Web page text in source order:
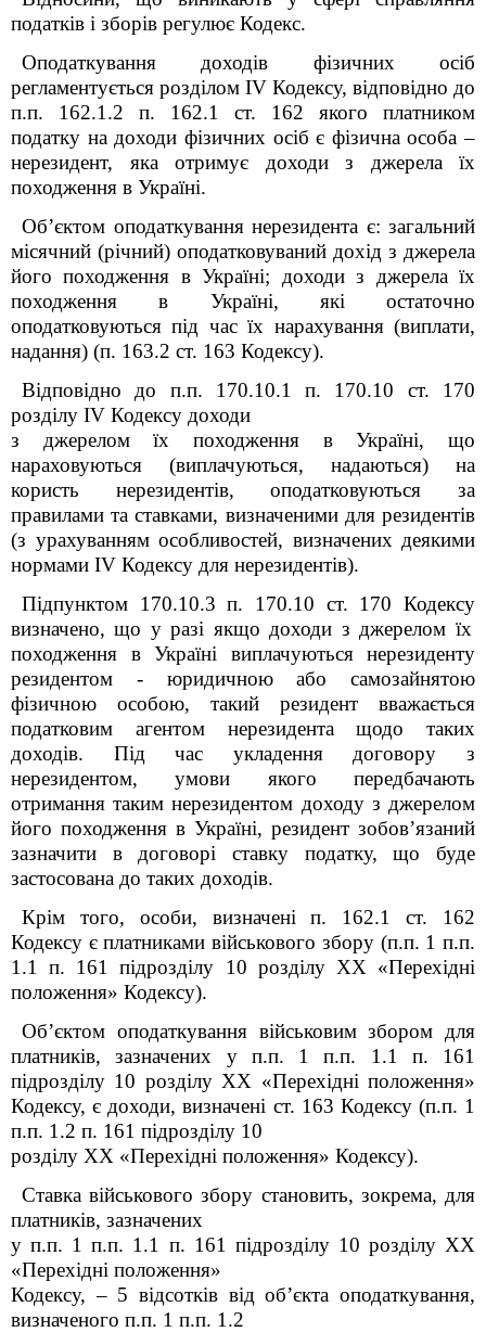
податків і зборів регулює Кодекс.
Оподаткування доходів фізичних осіб
регламентується розділом IV Кодексу, відповідно до
п.п. 162.1.2 п. 162.1 ст. 162 якого платником
податку на доходи фізичних осіб є фізична особа –
нерезидент, яка отримує доходи з джерела їх
походження в Україні.
Об’єктом оподаткування нерезидента є: загальний
місячний (річний) оподатковуваний дохід з джерела
його походження в Україні; доходи з джерела їх
походження в Україні, які остаточно
оподатковуються під час їх нарахування (виплати,
надання) (п. 163.2 ст. 163 Кодексу).
Відповідно до п.п. 170.10.1 п. 170.10 ст. 170
розділу IV Кодексу доходи
з джерелом їх походження в Україні, що
нараховуються (виплачуються, надаються) на
користь нерезидентів, оподатковуються за
правилами та ставками, визначеними для резидентів
(з урахуванням особливостей, визначених деякими
нормами IV Кодексу для нерезидентів).
Підпунктом 170.10.3 п. 170.10 ст. 170 Кодексу
визначено, що у разі якщо доходи з джерелом їх
походження в Україні виплачуються нерезиденту
резидентом - юридичною або самозайнятою
фізичною особою, такий резидент вважається
податковим агентом нерезидента щодо таких
доходів. Під час укладення договору з
нерезидентом, умови якого передбачають
отримання таким нерезидентом доходу з джерелом
його походження в Україні, резидент зобов’язаний
зазначити в договорі ставку податку, що буде
застосована до таких доходів.
Крім того, особи, визначені п. 162.1 ст. 162
Кодексу є платниками військового збору (п.п. 1 п.п.
1.1 п. 161
підрозділу 10 розділу XX «Перехідні
положення» Кодексу).
Об’єктом оподаткування військовим збором для
платників, зазначених у п.п. 1 п.п. 1.1 п. 161
підрозділу 10 розділу XX «Перехідні положення»
Кодексу, є доходи, визначені ст. 163 Кодексу (п.п. 1
п.п. 1.2 п. 161 підрозділу 10
розділу XX «Перехідні положення» Кодексу).
Ставка військового збору становить, зокрема, для
платників, зазначених
у п.п. 1 п.п. 1.1 п. 161 підрозділу 10 розділу XX
«Перехідні положення»
Кодексу, – 5 відсотків від об’єкта оподаткування,
визначеного п.п. 1 п.п. 1.2